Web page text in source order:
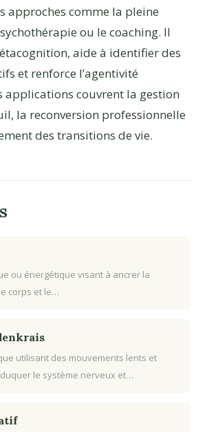
approches comme la pleine
ou le coaching. Il
aide à identifier des
et renforce l’agentivité
applications couvrent la gestion
la reconversion professionnelle
des transitions de vie.
ou énergétique visant à ancrer la
corps et le…
utilisant des mouvements lents et
le système nerveux et…